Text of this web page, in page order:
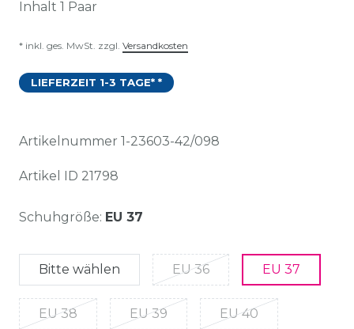
Inhalt 1 Paar
* inkl. ges. MwSt. zzgl. Versandkosten
LIEFERZEIT 1-3 TAGE* *
Artikelnummer 1-23603-42/098
Artikel ID 21798
Schuhgröße: EU 37
Bitte wählen EU 36 EU 37
EU 38 EU 39 EU 40